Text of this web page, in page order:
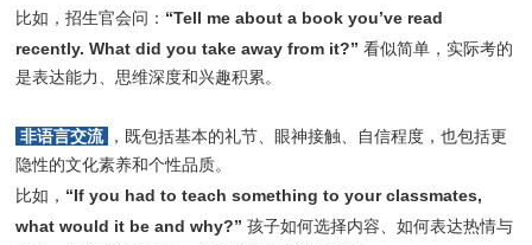
比如，招生官会问： “Tell me about a book you’ve read
recently. What did you take away from it?”看似简单，实际考的
是表达能力、思维深度和兴趣积累。
非语言交流 ，既包括基本的礼节、眼神接触、自信程度，也包括更
隐性的文化素养和个性品质。
比如， “If you had to teach something to your classmates,
what would it be and why?”孩子如何选择内容、如何表达热情与